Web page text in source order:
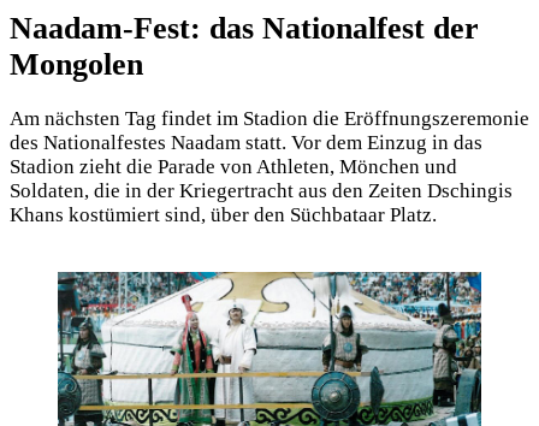
Naadam-Fest: das Nationalfest der
Mongolen
Am nächsten Tag findet im Stadion die Eröffnungszeremonie
des Nationalfestes Naadam statt. Vor dem Einzug in das
Stadion zieht die Parade von Athleten, Mönchen und
Soldaten, die in der Kriegertracht aus den Zeiten Dschingis
Khans kostümiert sind, über den Süchbataar Platz.